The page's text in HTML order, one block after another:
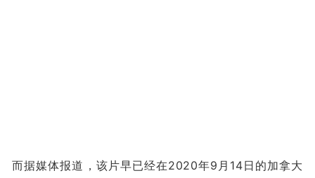
而据媒体报道，该片早已经在2020年9月14日的加拿大